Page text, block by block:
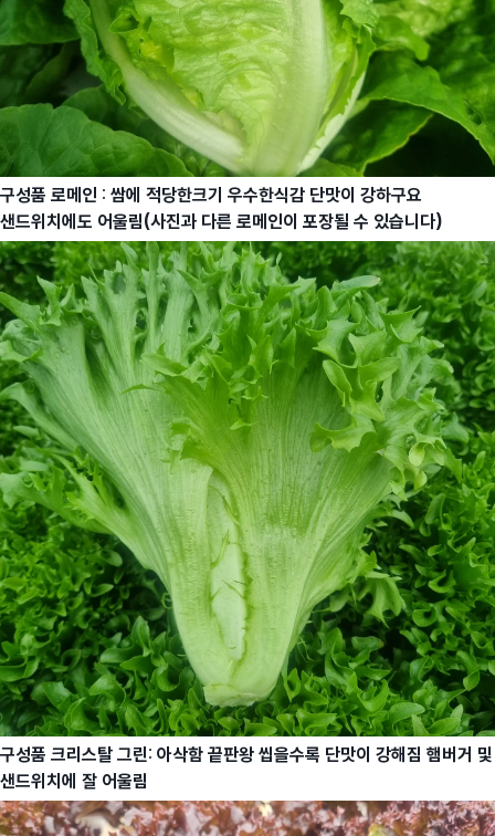
구성품 로메인 : 쌈에 적당한크기 우수한식감 단맛이 강하구요
샌드위치에도 어울림(사진과 다른 로메인이 포장될 수 있습니다)
구성품 크리스탈 그린: 아삭함 끝판왕 씹을수록 단맛이 강해짐 햄버거 및
샌드위치에 잘 어울림